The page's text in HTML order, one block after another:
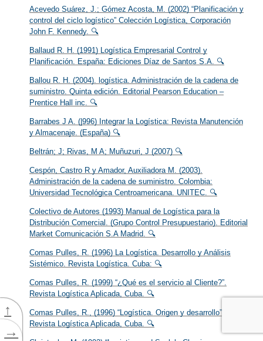
↑
→
Acevedo Suárez, J.; Gómez Acosta, M. (2002) “Planificación y
control del ciclo logístico” Colección Logística, Corporación
John F. Kennedy. 🔍
Ballaud R. H. (1991) Logística Empresarial Control y
Planificación. España: Ediciones Díaz de Santos S.A. 🔍
Ballou R. H. (2004). logística. Administración de la cadena de
suministro. Quinta edición. Editorial Pearson Education –
Prentice Hall inc. 🔍
Barrabes J A. (|996) Integrar la Logística: Revista Manutención
y Almacenaje. (España) 🔍
Beltrán; J; Rivas, M A; Muñuzuri, J (2007) 🔍
Cespón, Castro R y Amador, Auxiliadora M. (2003).
Administración de la cadena de suministro. Colombia:
Universidad Tecnológica Centroamericana. UNITEC. 🔍
Colectivo de Autores (1993) Manual de Logística para la
Distribución Comercial. (Grupo Control Presupuestario). Editorial
Market Comunicación S.A Madrid. 🔍
Comas Pulles, R. (1996) La Logística. Desarrollo y Análisis
Sistémico. Revista Logística. Cuba: 🔍
Comas Pulles, R. (1999) “¿Qué es el servicio al Cliente?”.
Revista Logística Aplicada, Cuba. 🔍
Comas Pulles, R., (1996) “Logística. Origen y desarrollo”.
Revista Logística Aplicada, Cuba. 🔍